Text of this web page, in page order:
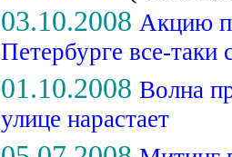
03.10.2008 Акцию
Петербурге все-таки
01.10.2008 Волна
улице нарастает